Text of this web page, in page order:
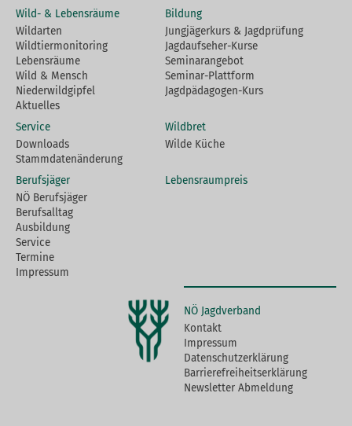
Wild- & Lebensräume
Wildarten
Wildtiermonitoring
Lebensräume
Wild & Mensch
Niederwildgipfel
Aktuelles
Bildung
Jungjägerkurs & Jagdprüfung
Jagdaufseher-Kurse
Seminarangebot
Seminar-Plattform
Jagdpädagogen-Kurs
Service
Downloads
Stammdatenänderung
Wildbret
Wilde Küche
Berufsjäger
NÖ Berufsjäger
Berufsalltag
Ausbildung
Service
Termine
Impressum
Lebensraumpreis
NÖ Jagdverband
Kontakt
Impressum
Datenschutzerklärung
Barrierefreiheitserklärung
Newsletter Abmeldung